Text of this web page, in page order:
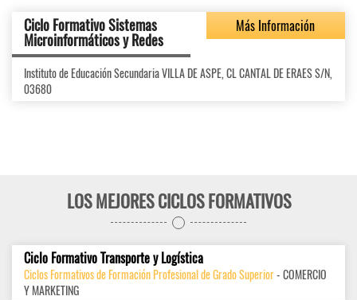
Ciclo Formativo Sistemas
Microinformáticos y Redes
Más Información
Instituto de Educación Secundaria VILLA DE ASPE, CL CANTAL DE ERAES S/N,
03680
LOS MEJORES CICLOS FORMATIVOS
Ciclo Formativo Transporte y Logística
Ciclos Formativos de Formación Profesional de Grado Superior- COMERCIO
Y MARKETING